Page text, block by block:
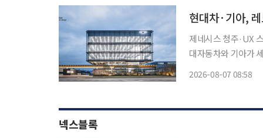
현대차·기아,
제네시스 청주·UX
대자동차와 기아가
2026-08-07 08:58
넥스블록